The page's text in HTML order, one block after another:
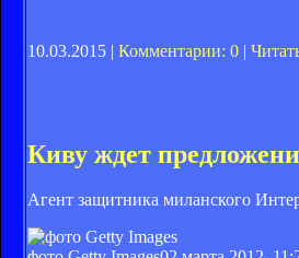
10.03.2015 | Комментарии: 0 |
Киву ждет
Агент защитника миланского